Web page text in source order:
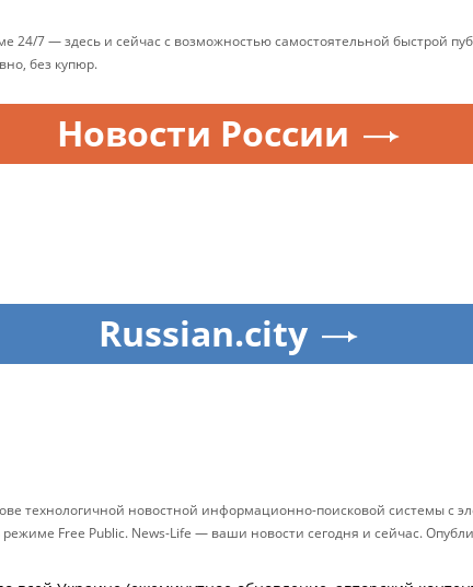
24/7 — здесь и сейчас с возможностью самостоятельной быстрой
без купюр.
Новости России
Russian.city
технологичной новостной информационно-поисковой системы с
Free Public. News-Life — ваши новости сегодня и сейчас.